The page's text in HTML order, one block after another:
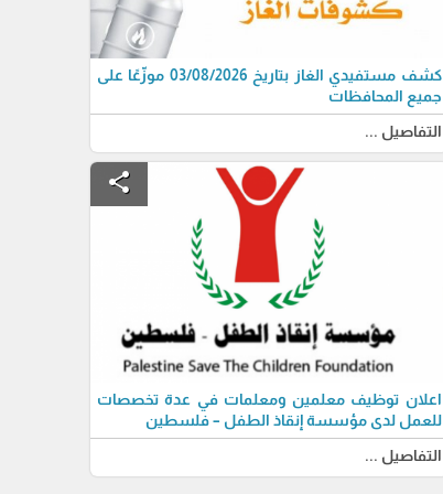
كشف مستفيدي الغاز بتاريخ 03/08/2026 موزّعًا على
جميع المحافظات
التفاصيل ...
share
اعلان توظيف معلمين ومعلمات في عدة تخصصات
للعمل لدى مؤسسة إنقاذ الطفل – فلسطين
التفاصيل ...